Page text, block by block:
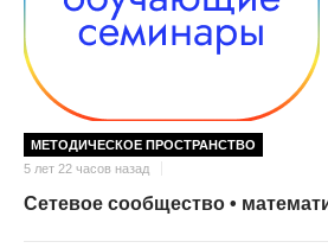
МЕТОДИЧЕСКОЕ ПРОСТРАНСТВО
5 лет 22 часов назад
Сетевое сообщество •